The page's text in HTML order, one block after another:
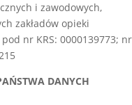
i zawodowych,
zakładów opieki
nr KRS: 0000139773; nr
DANYCH